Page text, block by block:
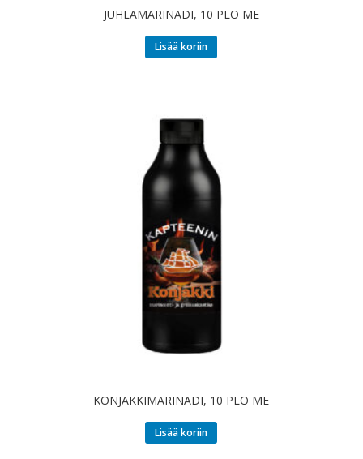
JUHLAMARINADI, 10 PLO ME
Lisää koriin
KONJAKKIMARINADI, 10 PLO ME
Lisää koriin